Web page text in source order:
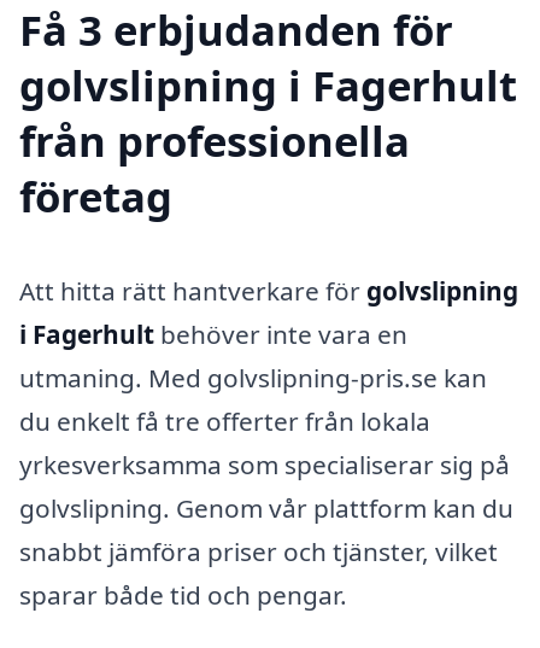
Få 3 erbjudanden för
golvslipning i Fagerhult
från professionella
företag
Att hitta rätt hantverkare för golvslipning
i Fagerhult behöver inte vara en
utmaning. Med golvslipning-pris.se kan
du enkelt få tre offerter från lokala
yrkesverksamma som specialiserar sig på
golvslipning. Genom vår plattform kan du
snabbt jämföra priser och tjänster, vilket
sparar både tid och pengar.